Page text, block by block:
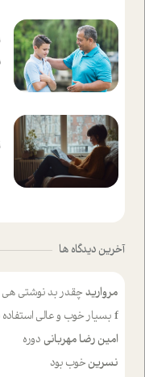
آخرین دیدگاه ها
مروارید چقدر بد نوشتی هی اقتضای سنشون
f بسیار خوب و عالی
امین رضا مهربانی دوره
نسرینخوب بود